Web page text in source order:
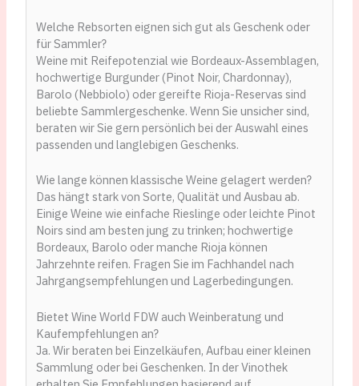
Welche Rebsorten eignen sich gut als Geschenk oder
für Sammler?
Weine mit Reifepotenzial wie Bordeaux-Assemblagen,
hochwertige Burgunder (Pinot Noir, Chardonnay),
Barolo (Nebbiolo) oder gereifte Rioja-Reservas sind
beliebte Sammlergeschenke. Wenn Sie unsicher sind,
beraten wir Sie gern persönlich bei der Auswahl eines
passenden und langlebigen Geschenks.
Wie lange können klassische Weine gelagert werden?
Das hängt stark von Sorte, Qualität und Ausbau ab.
Einige Weine wie einfache Rieslinge oder leichte Pinot
Noirs sind am besten jung zu trinken; hochwertige
Bordeaux, Barolo oder manche Rioja können
Jahrzehnte reifen. Fragen Sie im Fachhandel nach
Jahrgangsempfehlungen und Lagerbedingungen.
Bietet Wine World FDW auch Weinberatung und
Kaufempfehlungen an?
Ja. Wir beraten bei Einzelkäufen, Aufbau einer kleinen
Sammlung oder bei Geschenken. In der Vinothek